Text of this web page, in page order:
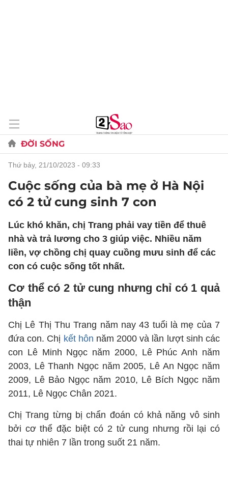
ĐỜI SỐNG
thứ bảy, 21/10/2023 - 09:33
Cuộc sống của bà mẹ ở Hà Nội
có 2 tử cung sinh 7 con
Lúc khó khăn, chị Trang phải vay tiền để thuê
nhà và trả lương cho 3 giúp việc. Nhiều năm
liền, vợ chồng chị quay cuồng mưu sinh để các
con có cuộc sống tốt nhất.
Cơ thể có 2 tử cung nhưng chỉ có 1 quả
thận
Chị Lê Thị Thu Trang năm nay 43 tuổi là mẹ của 7
đứa con. Chị kết hôn năm 2000 và lần lượt sinh các
con Lê Minh Ngọc năm 2000, Lê Phúc Anh năm
2003, Lê Thanh Ngọc năm 2005, Lê An Ngọc năm
2009, Lê Bảo Ngọc năm 2010, Lê Bích Ngọc năm
2011, Lê Ngọc Chân 2021.
Chị Trang từng bị chẩn đoán có khả năng vô sinh
bởi cơ thể đặc biệt có 2 tử cung nhưng rồi lại có
thai tự nhiên 7 lần trong suốt 21 năm.